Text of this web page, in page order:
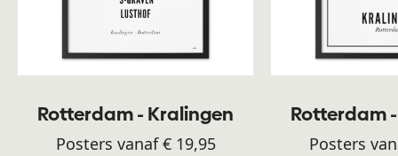
Rotterdam - Kralingen
Posters vanaf € 19,95
Rotterdam
Posters